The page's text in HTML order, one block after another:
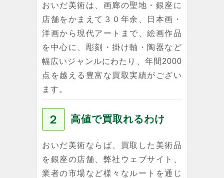
おいだ美術は、画廊の聖地・銀座に
店舗をかまえて３０年余、日本画・
洋画から現代アートまで、絵画作品
を中心に、彫刻・掛け軸・陶器など
幅広いジャンルにわたり、年間2000
点を越える豊富な買取実績がござい
ます。
２ 高値で買取れるわけ
おいだ美術ならば、買取した美術品
を銀座の店舗、弊社ウェブサイト、
業者の市場など様々なルートを通じ